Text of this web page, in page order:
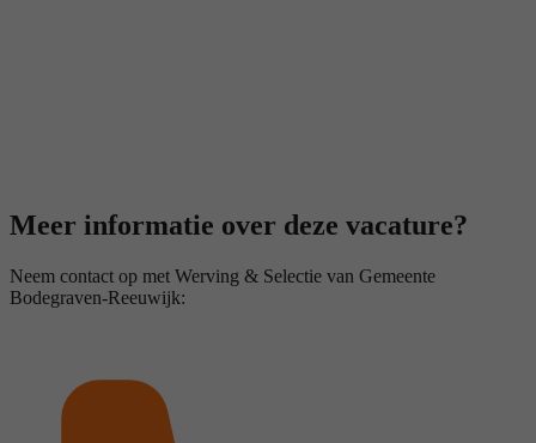
Meer informatie over deze vacature?
Neem contact op met Werving & Selectie van Gemeente
Bodegraven-Reeuwijk: